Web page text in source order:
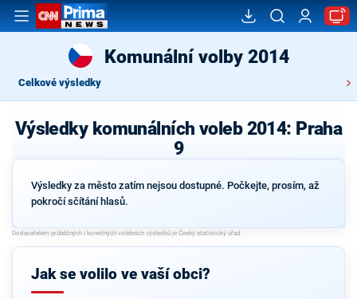
Komunální volby 2014
Celkové výsledky
Výsledky komunálních voleb 2014: Praha
9
Výsledky za město zatím nejsou dostupné. Počkejte, prosím, až
pokročí sčítání hlasů.
Jak se volilo ve vaší obci?